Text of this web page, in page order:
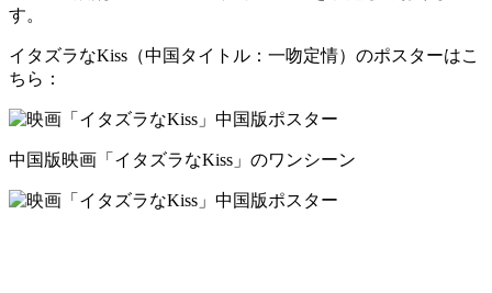
す。
イタズラなKiss（中国タイトル：一吻定情）のポスターはこ
ちら：
中国版映画「イタズラなKiss」のワンシーン